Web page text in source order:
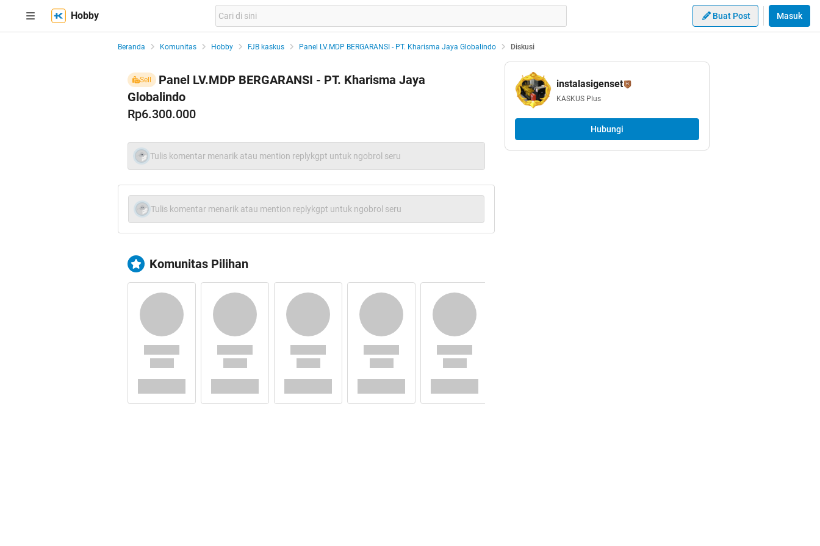
Hobby Buat Post Masuk
Beranda Komunitas Hobby FJB kaskus Panel LV.MDP BERGARANSI - PT. Kharisma Jaya Globalindo Diskusi
Sell
Panel LV.MDP BERGARANSI - PT. Kharisma Jaya
Globalindo
Rp6.300.000
Tulis komentar menarik atau mention replykgpt untuk ngobrol seru
Tulis komentar menarik atau mention replykgpt untuk ngobrol seru
Komunitas Pilihan
instalasigenset
KASKUS Plus
Hubungi